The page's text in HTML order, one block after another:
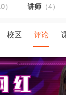
） 讲师 （4）
校区 评论